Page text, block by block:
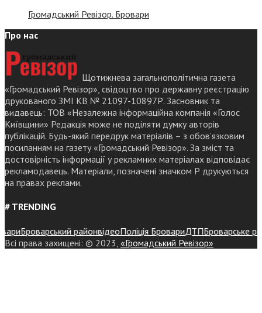
Громадський Ревізор. Бровари
Про нас
Щотижнева загальнополітична газета
«Громадський Ревізор», свідоцтво про державну реєстрацію
друкованого ЗМІ КВ № 21097-10897Р. Засновник та
видавець: ТОВ «Незалежна інформаційна компанія «Голос
Київщини» Редакція може не поділяти думку авторів
публікацій. Будь-який передрук матеріалів – з обов’язковим
посиланням на газету «Громадський Ревізор». За зміст та
достовірність інформації у рекламних матеріалах відповідає
рекламодавець. Матеріали, позначені значком Р друкуються
на правах реклами.
# TRENDING
Броварський районвідеоПоліція БровариДТПБроварське
Всі права захищені: © 2023, «Громадський Ревізор»